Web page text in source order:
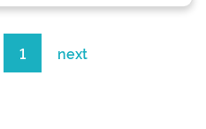
1 next